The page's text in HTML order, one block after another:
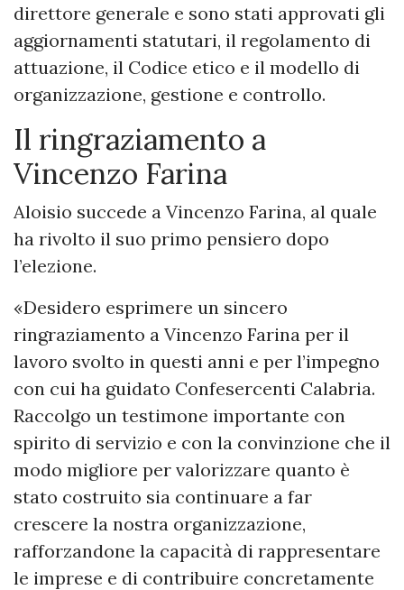
direttore generale e sono stati approvati gli
aggiornamenti statutari, il regolamento di
attuazione, il Codice etico e il modello di
organizzazione, gestione e controllo.
Il ringraziamento a
Vincenzo Farina
Aloisio succede a Vincenzo Farina, al quale
ha rivolto il suo primo pensiero dopo
l’elezione.
«Desidero esprimere un sincero
ringraziamento a Vincenzo Farina per il
lavoro svolto in questi anni e per l’impegno
con cui ha guidato Confesercenti Calabria.
Raccolgo un testimone importante con
spirito di servizio e con la convinzione che il
modo migliore per valorizzare quanto è
stato costruito sia continuare a far
crescere la nostra organizzazione,
rafforzandone la capacità di rappresentare
le imprese e di contribuire concretamente